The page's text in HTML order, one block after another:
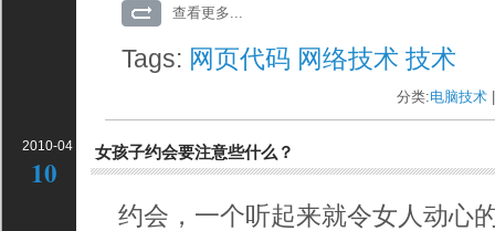
查看更多...
Tags: 网页代码 网络技术 技术
分类:电脑技术
2010-04
10
女孩子约会要注意些什么？
约会，一个听起来就令女人动心